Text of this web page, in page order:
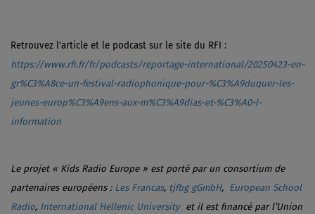
Retrouvez l'article et le podcast sur le site du RFI :
https://www.rfi.fr/fr/podcasts/reportage-international/20250423-en-
gr%C3%A8ce-un-festival-radiophonique-pour-%C3%A9duquer-les-
jeunes-europ%C3%A9ens-aux-m%C3%A9dias-et-%C3%A0-l-
information
Le projet « Kids Radio Europe » est porté parun consortium de
partenaires européens : Les Francas, tjfbg gGmbH, European School
Radio, International Hellenic University et il estfinancé par l’Union